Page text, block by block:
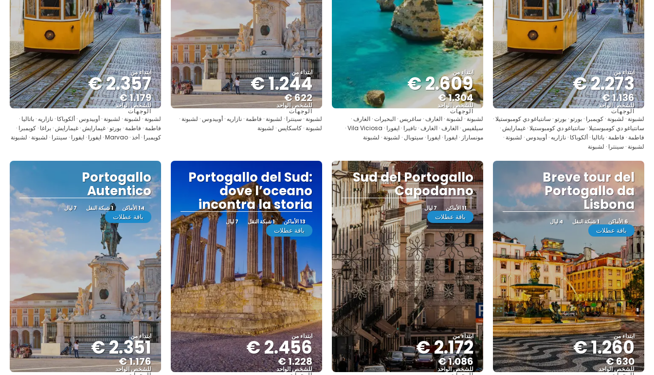
ابتداء من
2.273 €
1.136 €
للشخص الواحد
شاهد
الوجهات
لشبونة · لشبونة · كويمبرا · بورتو · بورتو · سانتياغو دي كومبوستيلا ·
سانتياغو دي كومبوستيلا · سانتياغو دي كومبوستيلا · غيمارايش ·
فاطمة · فاطمة · باتاليا · ألكوباكا · نازاريه · أوبيدوس · لشبونة ·
لشبونة · سينترا · لشبونة
ابتداء من
2.609 €
1.304 €
للشخص الواحد
شاهد
الوجهات
لشبونة · لشبونة · الغارف · ساغريس · البحيرات · الغارف ·
سيلفيس · الغارف · الغارف · تافيرا · ايفورا · Vila Viciosa ·
مونساراز · ايفورا · ايفورا · سيتوبال · لشبونة · لشبونة
ابتداء من
1.244 €
622 €
للشخص الواحد
شاهد
الوجهات
لشبونة · سينترا · لشبونة · فاطمة · نازاريه · أوبيدوس · لشبونة ·
لشبونة · كاسكايس · لشبونة
ابتداء من
2.357 €
1.179 €
للشخص الواحد
شاهد
الوجهات
لشبونة · لشبونة · لشبونة · أوبيدوس · ألكوباكا · نازاريه · باتاليا ·
فاطمة · فاطمة · بورتو · غيمارايش · غيمارايش · براغا · كويمبرا ·
كويمبرا · أخذ · Marvao · ايفورا · ايفورا · سينترا · لشبونة · لشبونة
Breve tour del
Portogallo da
Lisbona
6 الأماكن 1 شبكة النقل 4 ليال
باقة عطلات
ابتداء من
1.260 €
630 €
للشخص الواحد
Sud del Portogallo
Capodanno
11 الأماكن 7 ليال
باقة عطلات
ابتداء من
2.172 €
1.086 €
للشخص الواحد
Portogallo del Sud:
dove l’oceano
incontra la storia
13 الأماكن 1 شبكة النقل 7 ليال
باقة عطلات
ابتداء من
2.456 €
1.228 €
للشخص الواحد
Portogallo
Autentico
14 الأماكن 1 شبكة النقل 7 ليال
باقة عطلات
ابتداء من
2.351 €
1.176 €
للشخص الواحد